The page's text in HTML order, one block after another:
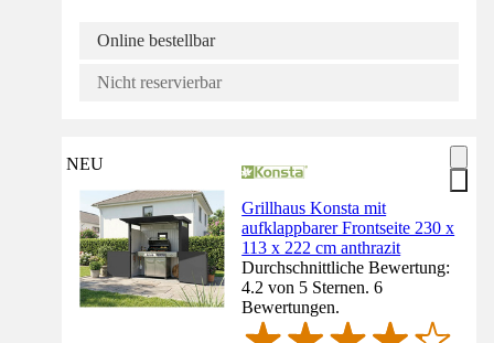
Online bestellbar
Nicht reservierbar
NEU
Grillhaus Konsta mit
aufklappbarer Frontseite 230 x
113 x 222 cm anthrazit
Durchschnittliche Bewertung:
4.2 von 5 Sternen. 6
Bewertungen.